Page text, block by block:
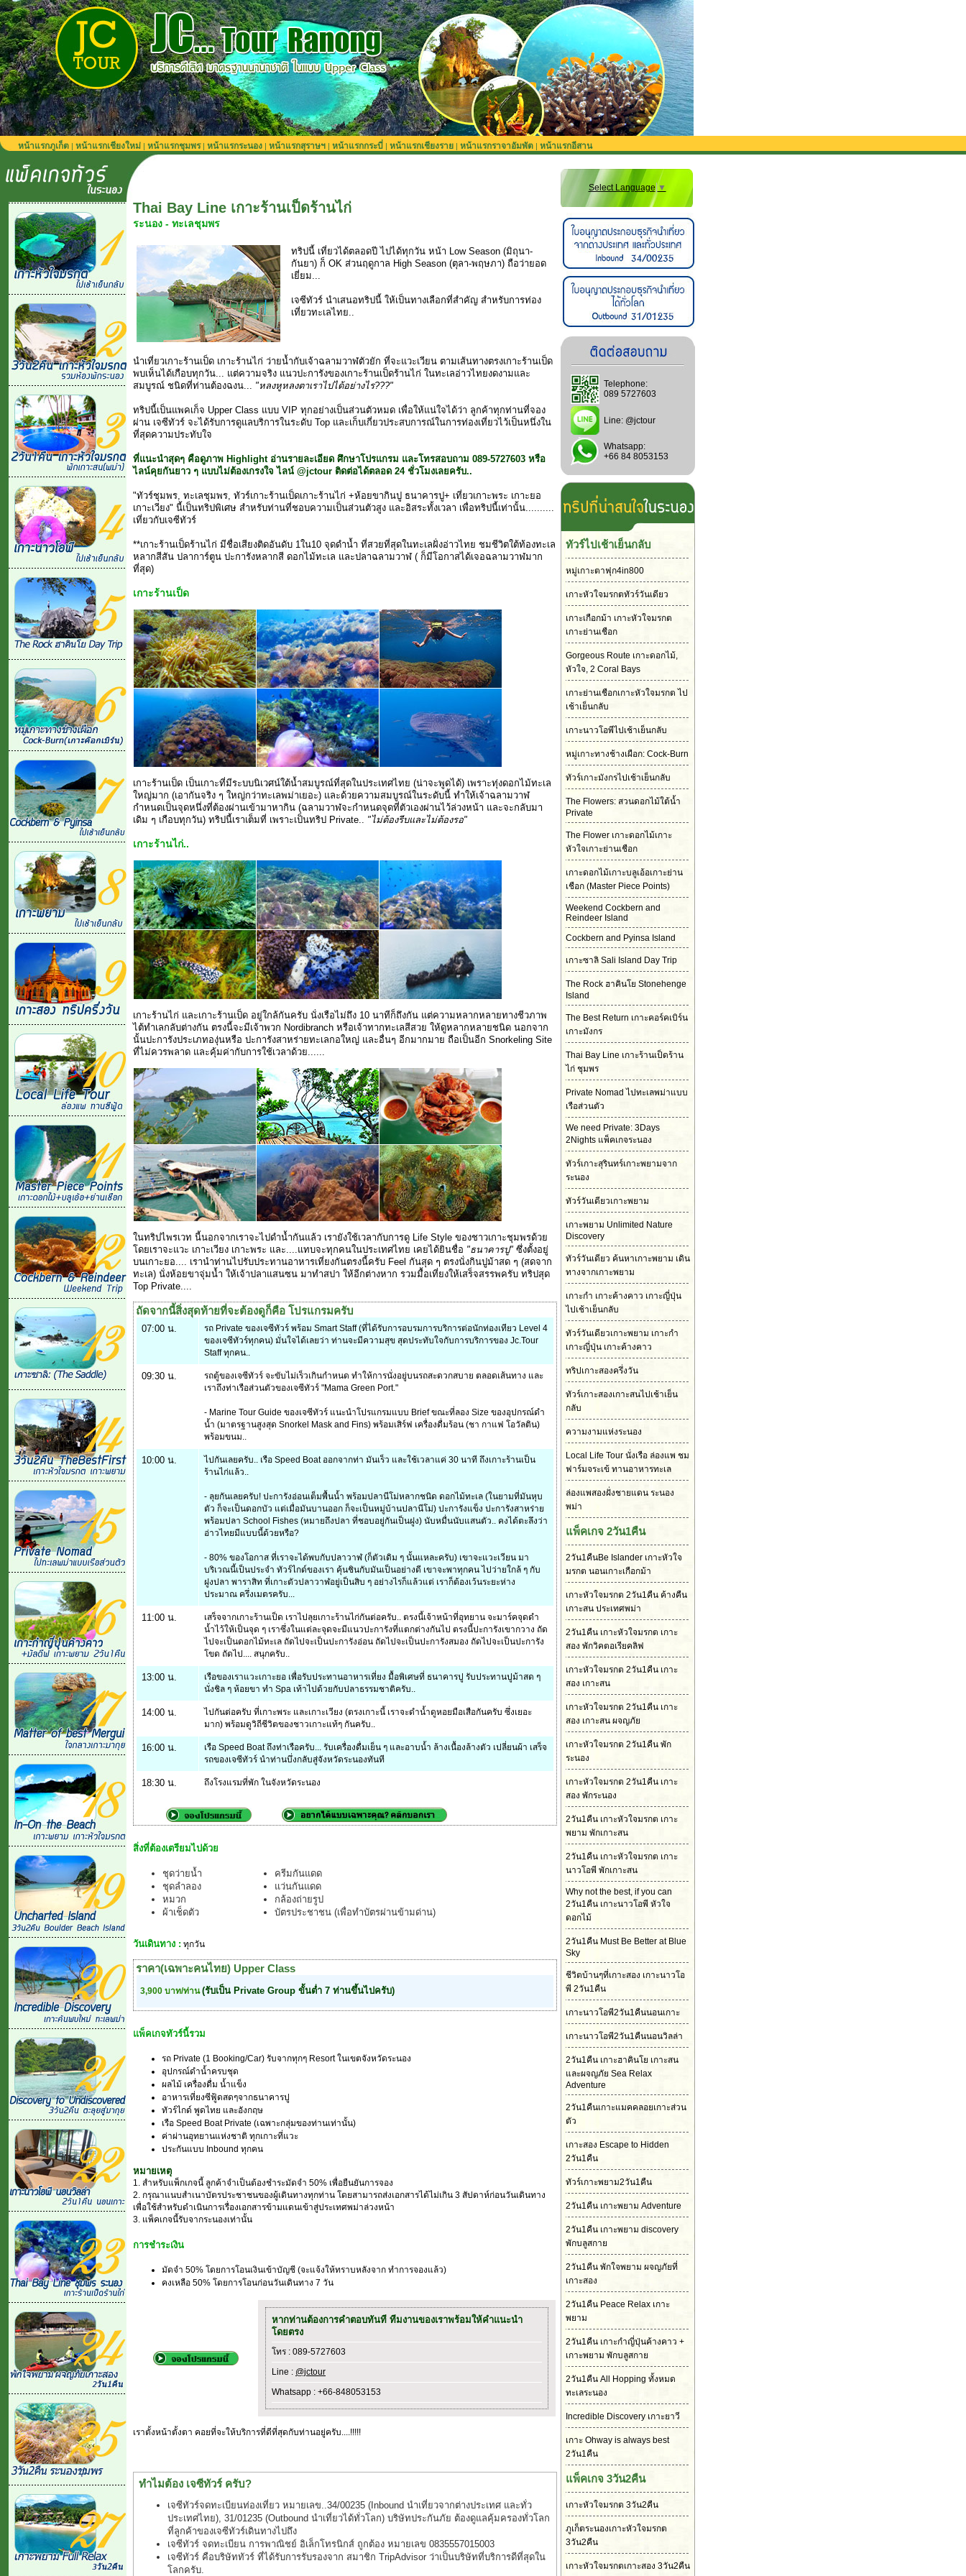
หน้าแรกภูเก็ต | หน้าแรกเชียงใหม่ | หน้าแรกชุมพร| หน้าแรกระนอง | หน้าแรกสุราษฯ | หน้าแรกกระบี่ | หน้าแรกเชียงราย | หน้าแรกราจาอัมพัต | หน้าแรกอีสาน
Thai Bay Line เกาะร้านเป็ดร้านไก่
ระนอง - ทะเลชุมพร
ทริปนี้ เที่ยวได้ตลอดปี ไปได้ทุกวัน หน้า Low Season (มิถุนา-
กันยา) ก็ OK ส่วนฤดูกาล High Season (ตุลา-พฤษภา) ถือว่ายอด
เยี่ยม...
เจซีทัวร์ นำเสนอทริปนี้ ให้เป็นทางเลือกที่สำคัญ สำหรับการท่อง
เที่ยวทะเลไทย..
นำเที่ยวเกาะร้านเป็ด เกาะร้านไก่ ว่ายน้ำกับเจ้าฉลามวาฬตัวยัก ที่จะแวะเวียน ตามเส้นทางตรงเกาะร้านเป็ด
พบเห็นได้เกือบทุกวัน... แต่ความจริง แนวปะการังของเกาะร้านเป็ดร้านไก่ ในทะเลอ่าวไทยงดงามและ
สมบูรณ์ ชนิดที่ท่านต้องฉงน... "หลงหูหลงตาเราไปได้อย่างไร???"
ทริปนี้เป็นแพคเก็จ Upper Class แบบ VIP ทุกอย่างเป็นส่วนตัวหมด เพื่อให้แน่ใจได้ว่า ลูกค้าทุกท่านที่จอง
ผ่าน เจซีทัวร์ จะได้รับการดูแลบริการในระดับ Top และเก็บเกี่ยวประสบการณ์ในการท่องเที่ยวไว้เป็นหนึ่งใน
ที่สุดความประทับใจ
ที่แนะนำสุดๆ คือดูภาพ Highlight อ่านรายละเอียด ศึกษาโปรแกรม และโทรสอบถาม 089-5727603 หรือ
ไลน์คุยกันยาว ๆ แบบไม่ต้องเกรงใจ ไลน์ @jctour ติดต่อได้ตลอด 24 ชั่วโมงเลยครับ..
"ทัวร์ชุมพร, ทะเลชุมพร, ทัวร์เกาะร้านเป็ดเกาะร้านไก่ +ห้อยขากินปู ธนาคารปู+ เที่ยวเกาะพระ เกาะยอ
เกาะเวียง" นี้เป็นทริปพิเศษ สำหรับท่านที่ชอบความเป็นส่วนตัวสูง และอิสระทั้งเวลา เพื่อทริปนี้เท่านั้น..........
เที่ยวกับเจซีทัวร์
**เกาะร้านเป็ดร้านไก่ มีชื่อเสียงติดอันดับ 1ใน10 จุดดำน้ำ ที่สวยที่สุดในทะเลฝั่งอ่าวไทย ชมชีวิตใต้ท้องทะเล
หลากสีสัน ปลาการ์ตูน ปะการังหลากสี ดอกไม้ทะเล และปลาฉลามวาฬ ( ก็มีโอกาสได้เจอฉลามวาฬมาก
ที่สุด)
เกาะร้านเป็ด
เกาะร้านเป็ด เป็นเกาะที่มีระบบนิเวศน์ใต้น้ำสมบูรณ์ที่สุดในประเทศไทย (น่าจะพูดได้) เพราะทุ่งดอกไม้ทะเล
ใหญ่มาก (เอากันจริง ๆ ใหญ่กว่าทะเลพม่าเยอะ) และด้วยความสมบูรณ์ในระดับนี้ ทำให้เจ้าฉลามวาฬ
กำหนดเป็นจุดหนึ่งที่ต้องผ่านเข้ามาหากิน (ฉลามวาฬจะกำหนดจุดที่ตัวเองผ่านไว้ล่วงหน้า และจะกลับมา
เดิม ๆ เกือบทุกวัน) ทริปนี้เราเต็มที่ เพราะเป็นทริป Private.. "ไม่ต้องรีบและไม่ต้องรอ"
เกาะร้านไก่..
เกาะร้านไก่ และเกาะร้านเป็ด อยู่ใกล้กันครับ นั่งเรือไม่ถึง 10 นาทีก็ถึงกัน แต่ความหลากหลายทางชีวภาพ
ไต้ทำเลกลับต่างกัน ตรงนี้จะมีเจ้าพวก Nordibranch หรือเจ้าทากทะเลสีสวย ให้ดูหลากหลายชนิด นอกจาก
นั้นปะการังประเภทองุ่นหรือ ปะการังสาหร่ายทะเลกอใหญ่ และอื่นๆ อีกมากมาย ถือเป็นอีก Snorkeling Site
ที่ไม่ควรพลาด และคุ้มค่ากับการใช้เวลาด้วย......
ในทริปไพรเวท นี้นอกจากเราจะไปดำน้ำกันแล้ว เรายังใช้เวลากับการดู Life Style ของชาวเกาะชุมพรด้วย
โดยเราจะแวะ เกาะเวียง เกาะพระ และ....แทบจะทุกคนในประเทศไทย เคยได้ยินชื่อ "ธนาคารปู" ซึ่งตั้งอยู่
บนเกาะยอ.... เรานำท่านไปรับประทานอาหารเที่ยงกันตรงนี้ครับ Feel กันสุด ๆ ตรงนั่งกินปูม้าสด ๆ (สดจาก
ทะเล) นั่งห้อยขาจุ่มน้ำ ให้เจ้าปลาแสนซน มาทำสปา ให้อีกต่างหาก รวมมื้อเที่ยงให้เสร็จสรรพครับ ทริปสุด
Top Private....
ถัดจากนี้สิ่งสุดท้ายที่จะต้องดูก็คือ โปรแกรมครับ
07:00 น.
รถ Private ของเจซีทัวร์ พร้อม Smart Staff (ที่ได้รับการอบรมการบริการต่อนักท่องเทียว Level 4
ของเจซีทัวร์ทุกคน) มั่นใจได้เลยว่า ท่านจะมีความสุข สุดประทับใจกับการบริการของ Jc.Tour
Staff ทุกคน..
09:30 น.
รถตู้ของเจซีทัวร์ จะขับไม่เร็วเกินกำหนด ทำให้การนั่งอยู่บนรถสะดวกสบาย ตลอดเส้นทาง และ
เราถึงท่าเรือส่วนตัวของเจซีทัวร์ "Mama Green Port."
- Marine Tour Guide ของเจซีทัวร์ แนะนำโปรแกรมแบบ Brief ขณะที่ลอง Size ของอุปกรณ์ดำ
น้ำ (มาตรฐานสูงสุด Snorkel Mask and Fins) พร้อมเสิร์ฟ เครื่องดื่มร้อน (ชา กาแฟ โอวัลติน)
พร้อมขนม..
10:00 น.
ไปกันเลยครับ.. เรือ Speed Boat ออกจากท่า มันเร็ว และใช้เวลาแค่ 30 นาที ถึงเกาะร้านเป็น
ร้านไก่แล้ว..
- ลุยกันเลยครับ! ปะการังอ่อนเต็มพื้นน้ำ พร้อมปลานีโม่หลากชนิด ดอกไม้ทะเล (ในยามที่มันหุบ
ตัว ก็จะเป็นดอกบัว แต่เมื่อมันบานออก ก็จะเป็นหมู่บ้านปลานีโม่) ปะการังแข็ง ปะการังสาหร่าย
พร้อมปลา School Fishes (หมายถึงปลา ที่ชอบอยู่กันเป็นฝูง) นับหมื่นนับแสนตัว.. คงได้ตะลึงว่า
อ่าวไทยมีแบบนี้ด้วยหรือ?
- 80% ของโอกาส ที่เราจะได้พบกับปลาวาฬ (ก็ตัวเดิม ๆ นั้นแหละครับ) เขาจะแวะเวียน มา
บริเวณนี้เป็นประจำ ทัวร์ไกด์ของเรา คุ้นชินกับมันเป็นอย่างดี เขาจะพาทุกคน ไปว่ายใกล้ ๆ กับ
ฝูงปลา พาราสิท ที่เกาะตัวปลาวาฬอยู่เป็นสิบ ๆ อย่างไรก็แล้วแต่ เราก็ต้องเว้นระยะห่าง
ประมาณ ครึ่งเมตรครับ...
11:00 น.
เสร็จจากเกาะร้านเป็ด เราไปลุยเกาะร้านไก่กันต่อครับ.. ตรงนี้เจ้าหน้าที่อุทยาน จะมาร์คจุดดำ
น้ำไว้ให้เป็นจุด ๆ เราซึ่งในแต่ละจุดจะมีแนวปะการังที่แตกต่างกันไป ตรงนี้ปะการังเขากวาง ถัด
ไปจะเป็นดอกไม้ทะเล ถัดไปจะเป็นปะการังอ่อน ถัดไปจะเป็นปะการังสมอง ถัดไปจะเป็นปะการัง
โขด ถัดไป.... สนุกครับ..
13:00 น.
เรือของเราแวะเกาะยอ เพื่อรับประทานอาหารเที่ยง มื้อพิเศษที่ ธนาคารปู รับประทานปูม้าสด ๆ
นั่งชิล ๆ ห้อยขา ทำ Spa เท้าไปด้วยกับปลาธรรมชาติครับ..
14:00 น.
ไปกันต่อครับ ที่เกาะพระ และเกาะเวียง (ตรงเกาะนี้ เราจะดำน้ำดูหอยมือเสือกันครับ ซึ่งเยอะ
มาก) พร้อมดูวิถีชีวิตของชาวเกาะแท้ๆ กันครับ..
16:00 น.
เรือ Speed Boat ถึงท่าเรือครับ... รับเครื่องดื่มเย็น ๆ และอาบน้ำ ล้างเนื้องล้างตัว เปลี่ยนผ้า เสร็จ
รถของเจซีทัวร์ นำท่านบึ่งกลับสู่จังหวัดระนองทันที
18:30 น. ถึงโรงแรมที่พัก ในจังหวัดระนอง
สิ่งที่ต้องเตรียมไปด้วย
ชุดว่ายน้ำ
ชุดลำลอง
หมวก
ผ้าเช็ดตัว
ครีมกันแดด
แว่นกันแดด
กล้องถ่ายรูป
บัตรประชาชน (เพื่อทำบัตรผ่านข้ามด่าน)
วันเดินทาง : ทุกวัน
ราคา(เฉพาะคนไทย) Upper Class
3,900 บาท/ท่าน(รับเป็น Private Group ขั้นต่ำ 7 ท่านขึ้นไปครับ)
แพ็คเกจทัวร์นี้รวม
รถ Private (1 Booking/Car) รับจากทุกๆ Resort ในเขตจังหวัดระนอง
อุปกรณ์ดำน้ำครบชุด
ผลไม้ เครื่องดื่ม น้ำแข็ง
อาหารเที่ยงซีฟู้ดสดๆจากธนาคารปู
ทัวร์ไกด์ พูดไทย และอังกฤษ
เรือ Speed Boat Private (เฉพาะกลุ่มของท่านเท่านั้น)
ค่าผ่านอุทยานแห่งชาติ ทุกเกาะที่แวะ
ประกันแบบ Inbound ทุกคน
หมายเหตุ
1. สำหรับแพ็กเกจนี้ ลูกค้าจำเป็นต้องชำระมัดจำ 50% เพื่อยืนยันการจอง
2. กรุณาแนบสำเนาบัตรประชาชนของผู้เดินทางทุกท่าน โดยสามารถส่งเอกสารได้ไม่เกิน 3 สัปดาห์ก่อนวันเดินทาง
เพื่อใช้สำหรับดำเนินการเรื่องเอกสารข้ามแดนเข้าสู่ประเทศพม่าล่วงหน้า
3. แพ็คเกจนี้รับจากระนองเท่านั้น
การชำระเงิน
มัดจำ 50% โดยการโอนเงินเข้าบัญชี (จะแจ้งให้ทราบหลังจาก ทำการจองแล้ว)
คงเหลือ 50% โดยการโอนก่อนวันเดินทาง 7 วัน
หากท่านต้องการคำตอบทันที ทีมงานของเราพร้อมให้คำแนะนำ
โดยตรง
โทร : 089-5727603
Line : @jctour
Whatsapp : +66-848053153
เราตั้งหน้าตั้งตา คอยที่จะให้บริการที่ดีที่สุดกับท่านอยู่ครับ....!!!!!
ทำไมต้อง เจซีทัวร์ ครับ?
เจซีทัวร์จดทะเบียนท่องเที่ยว หมายเลข..34/00235 (Inbound นำเที่ยวจากต่างประเทศ และทั่ว
ประเทศไทย), 31/01235 (Outbound นำเที่ยวได้ทั่วโลก) บริษัทประกันภัย ต้องดูแลคุ้มครองทั่วโลก
ที่ลูกค้าของเจซีทัวร์เดินทางไปถึง
เจซีทัวร์ จดทะเบียน การพาณิชย์ อิเล็กโทรนิกส์ ถูกต้อง หมายเลข 0835557015003
เจซีทัวร์ คือบริษัททัวร์ ที่ได้รับการรับรองจาก สมาชิก TripAdvisor ว่าเป็นบริษัทที่บริการดีที่สุดใน
โลกครับ.
Select Language ▼
Telephone:
089 5727603
Line: @jctour
Whatsapp:
+66 84 8053153
ทัวร์ไปเช้าเย็นกลับ
หมู่เกาะตาฟุก4in800
เกาะหัวใจมรกตทัวร์วันเดียว
เกาะเกือกม้า เกาะหัวใจมรกต
เกาะย่านเชือก
Gorgeous Route เกาะดอกไม้,
หัวใจ, 2 Coral Bays
เกาะย่านเชือกเกาะหัวใจมรกต ไป
เช้าเย็นกลับ
เกาะนาวโอพีไปเช้าเย็นกลับ
หมู่เกาะทางช้างเผือก: Cock-Burn
ทัวร์เกาะมังกรไปเช้าเย็นกลับ
The Flowers: สวนดอกไม้ใต้น้ำ
Private
The Flower เกาะดอกไม้เกาะ
หัวใจเกาะย่านเชือก
เกาะดอกไม้เกาะบลูเอ้อเกาะย่าน
เชือก (Master Piece Points)
Weekend Cockbern and
Reindeer Island
Cockbern and Pyinsa Island
เกาะซาลิ Sali Island Day Trip
The Rock ฮาคินโย Stonehenge
Island
The Best Return เกาะคอร์คเบิร์น
เกาะมังกร
Thai Bay Line เกาะร้านเป็ดร้าน
ไก่ ชุมพร
Private Nomad ไปทะเลพม่าแบบ
เรือส่วนตัว
We need Private: 3Days
2Nights แพ็คเกจระนอง
ทัวร์เกาะสุรินทร์เกาะพยามจาก
ระนอง
ทัวร์วันเดียวเกาะพยาม
เกาะพยาม Unlimited Nature
Discovery
ทัวร์วันเดียว ค้นหาเกาะพยาม เดิน
ทางจากเกาะพยาม
เกาะกำ เกาะค้างคาว เกาะญี่ปุ่น
ไปเช้าเย็นกลับ
ทัวร์วันเดียวเกาะพยาม เกาะกำ
เกาะญี่ปุ่น เกาะค้างคาว
ทริปเกาะสองครึ่งวัน
ทัวร์เกาะสองเกาะสนไปเช้าเย็น
กลับ
ความงามแห่งระนอง
Local Life Tour นั่งเรือ ล่องแพ ชม
ฟาร์มจระเข้ ทานอาหารทะเล
ล่องแพสองฝั่งชายแดน ระนอง
พม่า
แพ็คเกจ 2วัน1คืน
2วัน1คืนBe Islander เกาะหัวใจ
มรกต นอนเกาะเกือกม้า
เกาะหัวใจมรกต 2วัน1คืน ค้างคืน
เกาะสน ประเทศพม่า
2วัน1คืน เกาะหัวใจมรกต เกาะ
สอง พักวิคตอเรียคลิฟ
เกาะหัวใจมรกต 2วัน1คืน เกาะ
สอง เกาะสน
เกาะหัวใจมรกต 2วัน1คืน เกาะ
สอง เกาะสน ผจญภัย
เกาะหัวใจมรกต 2วัน1คืน พัก
ระนอง
เกาะหัวใจมรกต 2วัน1คืน เกาะ
สอง พักระนอง
2วัน1คืน เกาะหัวใจมรกต เกาะ
พยาม พักเกาะสน
2วัน1คืน เกาะหัวใจมรกต เกาะ
นาวโอพี พักเกาะสน
Why not the best, if you can
2วัน1คืน เกาะนาวโอพี หัวใจ
ดอกไม้
2วัน1คืน Must Be Better at Blue
Sky
ชีวิตบ้านๆที่เกาะสอง เกาะนาวโอ
พี 2วัน1คืน
เกาะนาวโอพี2วัน1คืนนอนเกาะ
เกาะนาวโอพี2วัน1คืนนอนวิลล่า
2วัน1คืน เกาะฮาคินโย เกาะสน
และผจญภัย Sea Relax
Adventure
2วัน1คืนเกาะแมคคลอยเกาะส่วน
ตัว
เกาะสอง Escape to Hidden
2วัน1คืน
ทัวร์เกาะพยาม2วัน1คืน
2วัน1คืน เกาะพยาม Adventure
2วัน1คืน เกาะพยาม discovery
พักบลูสกาย
2วัน1คืน พักใจพยาม ผจญภัยที่
เกาะสอง
2วัน1คืน Peace Relax เกาะ
พยาม
2วัน1คืน เกาะกำญี่ปุ่นค้างคาว +
เกาะพยาม พักบลูสกาย
2วัน1คืน All Hopping ทั้งหมด
ทะเลระนอง
Incredible Discovery เกาะยาวี
เกาะ Ohway is always best
2วัน1คืน
แพ็คเกจ 3วัน2คืน
เกาะหัวใจมรกต 3วัน2คืน
ภูเก็ตระนองเกาะหัวใจมรกต
3วัน2คืน
เกาะหัวใจมรกตเกาะสอง 3วัน2คืน